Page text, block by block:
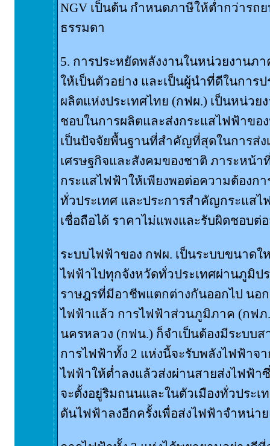
NGV เป็นต้น กำหนดภาษีให้ต่ำกว่ารถ
ธรรมดา
5. การประหยัดพลังงานในหน่วยงานภา
ให้เป็นตัวอย่าง และเป็นผู้นำที่ดีในการ
ผลิตแห่งประเทศไทย (กฟผ.) เป็นหน่วย
ชอบในการผลิตและส่งกระแสไฟฟ้าขอ
เป็นปัจจัยพื้นฐานที่สำคัญที่สุดในการส่
เศรษฐกิจและสังคมของชาติ ภาระหน้
กระแสไฟฟ้าให้เพียงพอต่อความต้องก
ทั่วประเทศ และประการสำคัญกระแส
เชื่อถือได้ ราคาไม่แพงและรับผิดชอบต่
ระบบไฟฟ้าของ กฟผ. เป็นระบบขนาดใ
ไฟฟ้าไปทุกจังหวัดทั่วประเทศผ่านภูมิป
ราษฎรที่มีอาชีพแตกต่างกันออกไป นอ
ไฟฟ้าแล้ว การไฟฟ้าส่วนภูมิภาค (กฟภ
นครหลวง (กฟน.) ก็จำเป็นต้องมีระบบ
การไฟฟ้าทั้ง 2 แห่งนี้จะรับพลังไฟฟ้าจ
ไฟฟ้าให้ต่ำลงแล้วส่งผ่านสายส่งไฟฟ้า
จะตั้งอยู่ริมถนนและในตัวเมืองทั่วประเ
ดันไฟฟ้าลงอีกครั้งเพื่อส่งไฟฟ้าจำหน่า